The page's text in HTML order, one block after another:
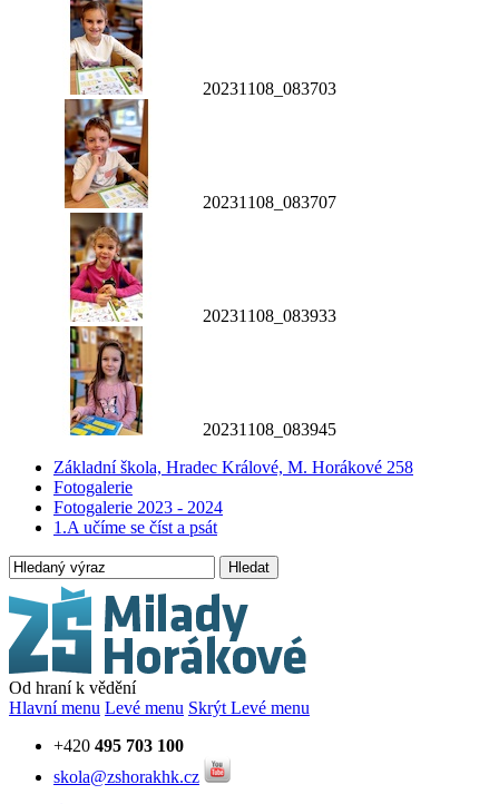
20231108_083703
20231108_083707
20231108_083933
20231108_083945
Základní škola, Hradec Králové, M. Horákové 258
Fotogalerie
Fotogalerie 2023 - 2024
1.A učíme se číst a psát
Hledat
Od hraní k vědění
Hlavní menu Levé menu Skrýt Levé menu
+420 495 703 100
skola@zshorakhk.cz